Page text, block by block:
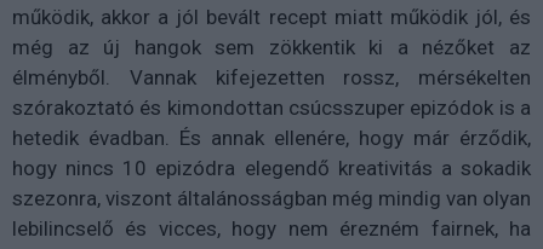
működik, akkor a jól bevált recept miatt működik jól, és
még az új hangok sem zökkentik ki a nézőket az
élményből. Vannak kifejezetten rossz, mérsékelten
szórakoztató és kimondottan csúcsszuper epizódok is a
hetedik évadban. És annak ellenére, hogy már érződik,
hogy nincs 10 epizódra elegendő kreativitás a sokadik
szezonra, viszont általánosságban még mindig van olyan
lebilincselő és vicces, hogy nem érezném fairnek, ha